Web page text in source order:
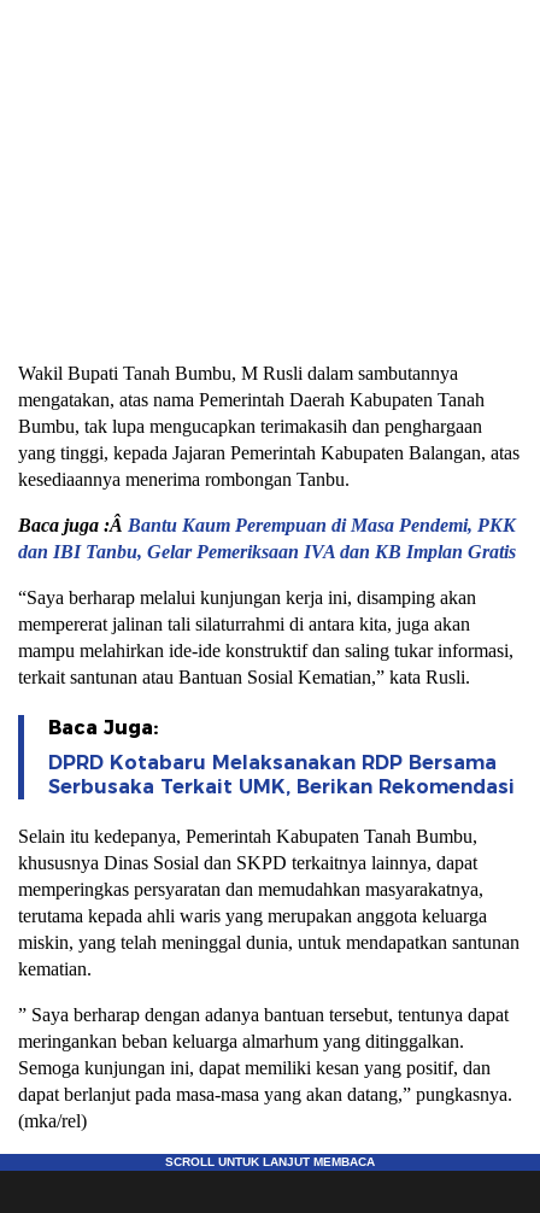
Wakil Bupati Tanah Bumbu, M Rusli dalam sambutannya
mengatakan, atas nama Pemerintah Daerah Kabupaten Tanah
Bumbu, tak lupa mengucapkan terimakasih dan penghargaan
yang tinggi, kepada Jajaran Pemerintah Kabupaten Balangan, atas
kesediaannya menerima rombongan Tanbu.
Baca juga :Â Bantu Kaum Perempuan di Masa Pendemi, PKK
dan IBI Tanbu, Gelar Pemeriksaan IVA dan KB Implan Gratis
“Saya berharap melalui kunjungan kerja ini, disamping akan
mempererat jalinan tali silaturrahmi di antara kita, juga akan
mampu melahirkan ide-ide konstruktif dan saling tukar informasi,
terkait santunan atau Bantuan Sosial Kematian,” kata Rusli.
Baca Juga:
DPRD Kotabaru Melaksanakan RDP Bersama
Serbusaka Terkait UMK, Berikan Rekomendasi
Selain itu kedepanya, Pemerintah Kabupaten Tanah Bumbu,
khususnya Dinas Sosial dan SKPD terkaitnya lainnya, dapat
memperingkas persyaratan dan memudahkan masyarakatnya,
terutama kepada ahli waris yang merupakan anggota keluarga
miskin, yang telah meninggal dunia, untuk mendapatkan santunan
kematian.
” Saya berharap dengan adanya bantuan tersebut, tentunya dapat
meringankan beban keluarga almarhum yang ditinggalkan.
Semoga kunjungan ini, dapat memiliki kesan yang positif, dan
dapat berlanjut pada masa-masa yang akan datang,” pungkasnya.
(mka/rel)